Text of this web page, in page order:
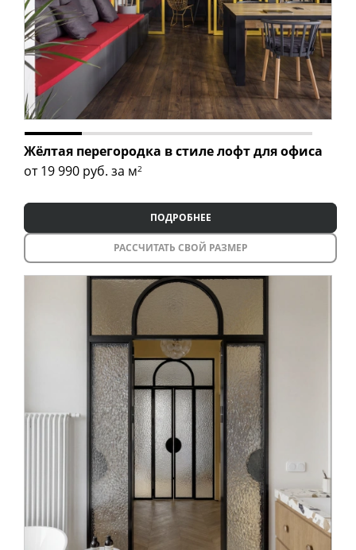
Жёлтая перегородка в стиле лофт для офиса
от 19 990 руб. за м2
ПОДРОБНЕЕ
РАССЧИТАТЬ СВОЙ РАЗМЕР